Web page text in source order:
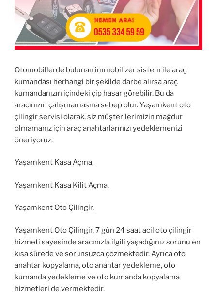
Otomobillerde bulunan immobilizer sistem ile araç
kumandası herhangi bir şekilde darbe alırsa araç
kumandanızın içindeki çip hasar görebilir. Bu da
aracınızın çalışmamasına sebep olur. Yaşamkent oto
çilingir servisi olarak, siz müşterilerimizin mağdur
olmamanız için araç anahtarlarınızı yedeklemenizi
öneriyoruz.
Yaşamkent Kasa Açma,
Yaşamkent Kasa Kilit Açma,
Yaşamkent Oto Çilingir,
Yaşamkent Oto Çilingir, 7 gün 24 saat acil oto çilingir
hizmeti sayesinde aracınızla ilgili yaşadığınız sorunu en
kısa sürede ve sorunsuzca çözmektedir. Ayrıca oto
anahtar kopyalama, oto anahtar yedekleme, oto
kumanda yedekleme ve oto kumanda kopyalama
hizmetleri de vermektedir.